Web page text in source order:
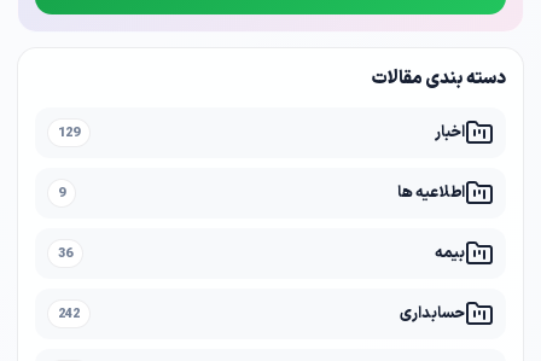
دسته بندی مقالات
اخبار 129
اطلاعیه ها 9
بیمه 36
حسابداری 242